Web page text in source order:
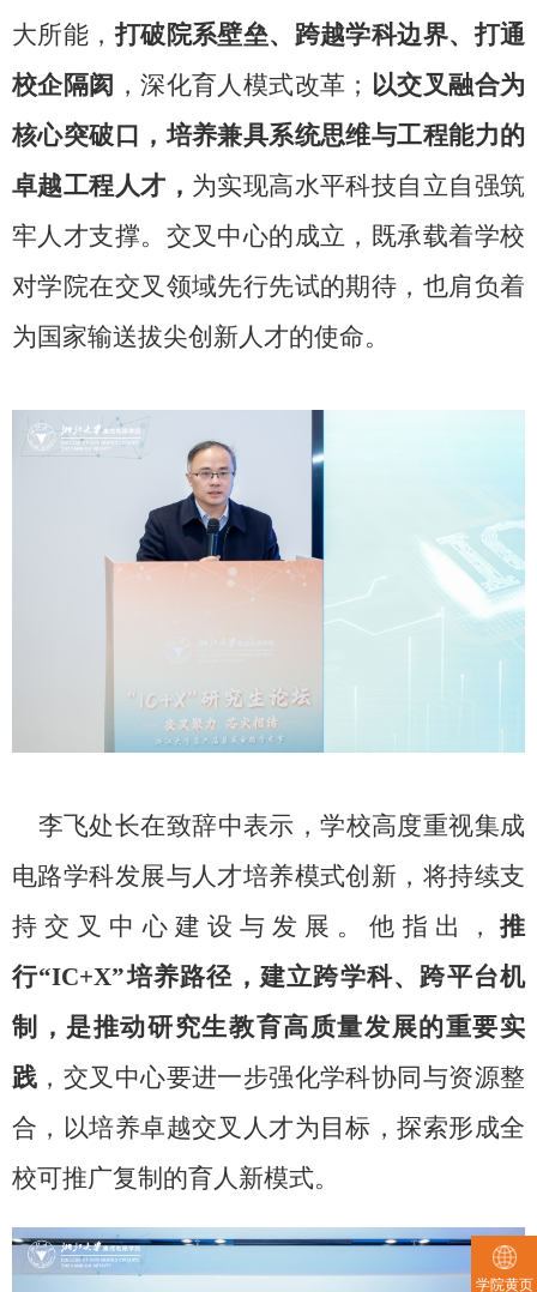
大所能，打破院系壁垒、跨越学科边界、打通
校企隔阂 ，深化育人模式改革； 以交叉融合为
核心突破口，培养兼具系统思维与工程能力的
卓越工程人才， 为实现高水平科技自立自强筑
牢人才支撑。交叉中心的成立，既承载着学校
对学院在交叉领域先行先试的期待，也肩负着
为国家输送拔尖创新人才的使命。
李飞处长在致辞中表示，学校高度重视集成
电路学科发展与人才培养模式创新，将持续支
持交叉中心建设与发展。他指出， 推
行“IC+X”培养路径，建立跨学科、跨平台机
制，是推动研究生教育高质量发展的重要实
践 ，交叉中心要进一步强化学科协同与资源整
合，以培养卓越交叉人才为目标，探索形成全
校可推广复制的育人新模式。
学院黄页